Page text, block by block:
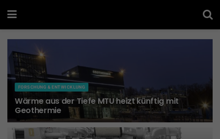
FORSCHUNG & ENTWICKLUNG
Wärme aus der Tiefe MTU heizt künftig mit
Geothermie
18. JUNI 2026